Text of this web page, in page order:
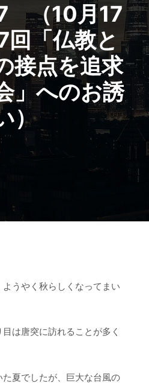
（10月17
「仏教と
接点を追求
」へのお誘
）
うやく秋らしくなってまい
は唐突に訪れることが多く
夏でしたが、巨大な台風の